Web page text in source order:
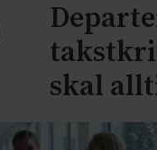
skal